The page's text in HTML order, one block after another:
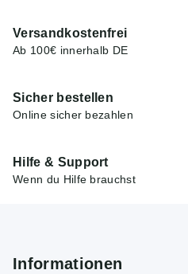
Versandkostenfrei
Ab 100€ innerhalb DE
Sicher bestellen
Online sicher bezahlen
Hilfe & Support
Wenn du Hilfe brauchst
Informationen